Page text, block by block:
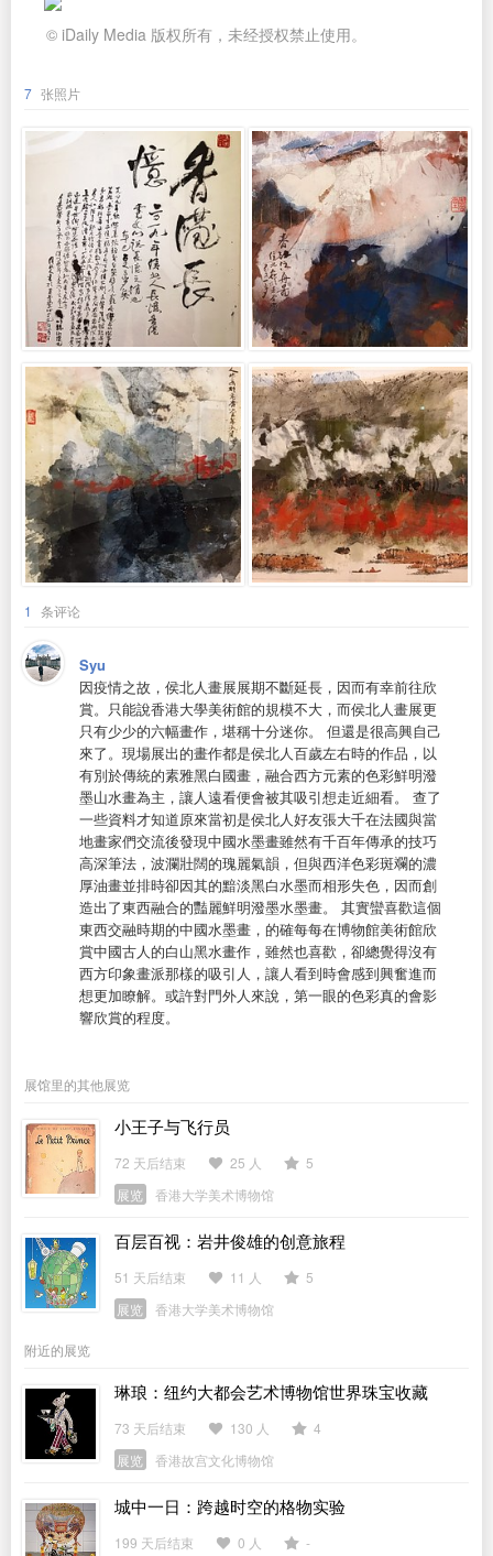
© iDaily Media 版权所有，未经授权禁止使用。
7 张照片
1 条评论
Syu
因疫情之故，侯北人畫展展期不斷延長，因而有幸前往欣
賞。只能說香港大學美術館的規模不大，而侯北人畫展更
只有少少的六幅畫作，堪稱十分迷你。 但還是很高興自己
來了。現場展出的畫作都是侯北人百歲左右時的作品，以
有別於傳統的素雅黑白國畫，融合西方元素的色彩鮮明潑
墨山水畫為主，讓人遠看便會被其吸引想走近細看。 查了
一些資料才知道原來當初是侯北人好友張大千在法國與當
地畫家們交流後發現中國水墨畫雖然有千百年傳承的技巧
高深筆法，波瀾壯闊的瑰麗氣韻，但與西洋色彩斑斕的濃
厚油畫並排時卻因其的黯淡黑白水墨而相形失色，因而創
造出了東西融合的豔麗鮮明潑墨水墨畫。 其實蠻喜歡這個
東西交融時期的中國水墨畫，的確每每在博物館美術館欣
賞中國古人的白山黑水畫作，雖然也喜歡，卻總覺得沒有
西方印象畫派那樣的吸引人，讓人看到時會感到興奮進而
想更加瞭解。或許對門外人來說，第一眼的色彩真的會影
響欣賞的程度。
展馆里的其他展览
小王子与飞行员
72 天后结束 25 人
5
展览
香港大学美术博物馆
百层百视：岩井俊雄的创意旅程
51 天后结束 11 人
5
展览
香港大学美术博物馆
附近的展览
琳琅：纽约大都会艺术博物馆世界珠宝收藏
73 天后结束 130 人
4
展览
香港故宫文化博物馆
城中一日：跨越时空的格物实验
199 天后结束 0 人 -